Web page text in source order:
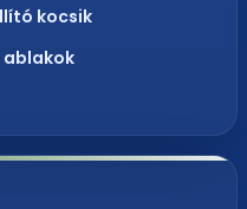
kocsik
ablakok